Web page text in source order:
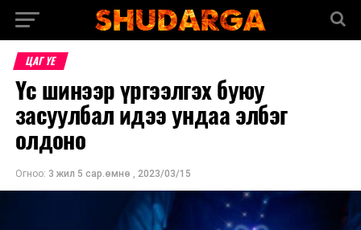
ЦАГ ҮЕ
Үс шинээр үргээлгэх буюу
засуулбал идээ ундаа элбэг
олдоно
Огноо: 3 жил 5 сар.өмнө , 2023/03/15